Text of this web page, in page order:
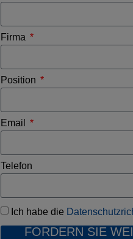
Firma
Position
Email
Telefon
Ich habe die
FORDERN SIE